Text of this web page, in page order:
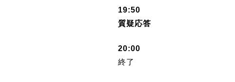
19:50
質疑応答
20:00
終了